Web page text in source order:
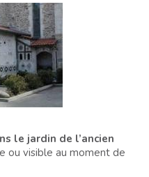
le jardin de l’ancien
ou visible au moment de